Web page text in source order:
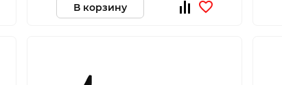
В корзину